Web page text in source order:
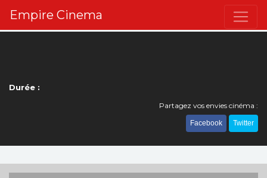
Empire Cinema
Durée :
Partagez vos envies cinéma :
Facebook Twitter